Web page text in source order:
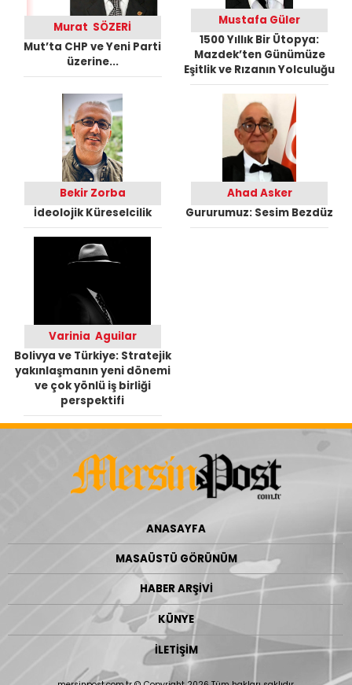
Murat SÖZERİ
Mut’ta CHP ve Yeni Parti
üzerine...
Mustafa Güler
1500 Yıllık Bir Ütopya:
Mazdek’ten Günümüze
Eşitlik ve Rızanın Yolculuğu
Bekir Zorba
İdeolojik Küreselcilik
Ahad Asker
Gururumuz: Sesim Bezdüz
Varinia Aguilar
Bolivya ve Türkiye: Stratejik
yakınlaşmanın yeni dönemi
ve çok yönlü iş birliği
perspektifi
ANASAYFA
MASAÜSTÜ GÖRÜNÜM
HABER ARŞİVİ
KÜNYE
İLETİŞİM